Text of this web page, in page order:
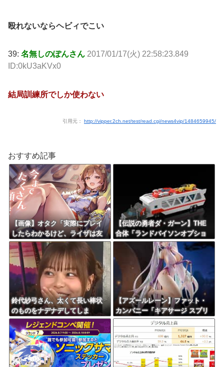
殴れないならヘビィでこい
39: 名無しのぽんさん 2017/01/17(火) 22:58:23.849
ID:0kU3aKVx0
結局訓練所でしか使わない
引用元： http://vipper.2ch.net/test/read.cgi/news4vip/1484659945/
おすすめ記事
【画像】オタク「実際にプレイ
したらわかるけど、ライザは友
達って感じで性的な目では見れ
ないｗ」←これ
【伝説の勇者ダ・ガーン】THE
合体「ランドバイソンオプショ
ンセット」完成品トイ【予約開
鈴代紗弓さん、太くて長い棒状
のものをナデナデしてしま
う・・・
【アズールレーン】ファット・
カンパニー「キアサージ スプリ
ング・モニタリング」フィギュ
ア【予約開始】